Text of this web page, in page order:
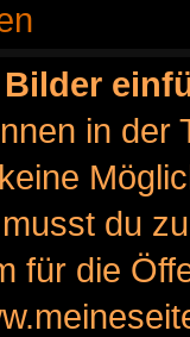
in der
du
für die